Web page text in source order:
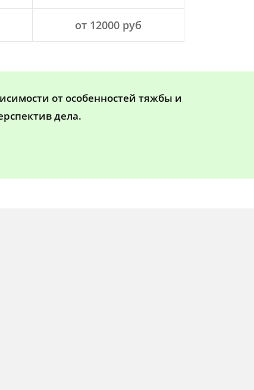
от 12000 руб
от особенностей тяжбы и
дела.